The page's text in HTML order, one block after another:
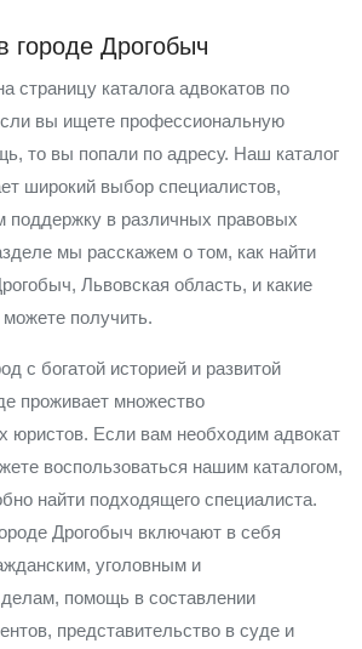
городе Дрогобыч
страницу каталога адвокатов по
вы ищете профессиональную
то вы попали по адресу. Наш каталог
широкий выбор специалистов,
поддержку в различных правовых
мы расскажем о том, как найти
Львовская область, и какие
получить.
с богатой историей и развитой
проживает множество
юристов. Если вам необходим адвокат
воспользоваться нашим каталогом,
найти подходящего специалиста.
Дрогобыч включают в себя
уголовным и
помощь в составлении
представительство в суде и